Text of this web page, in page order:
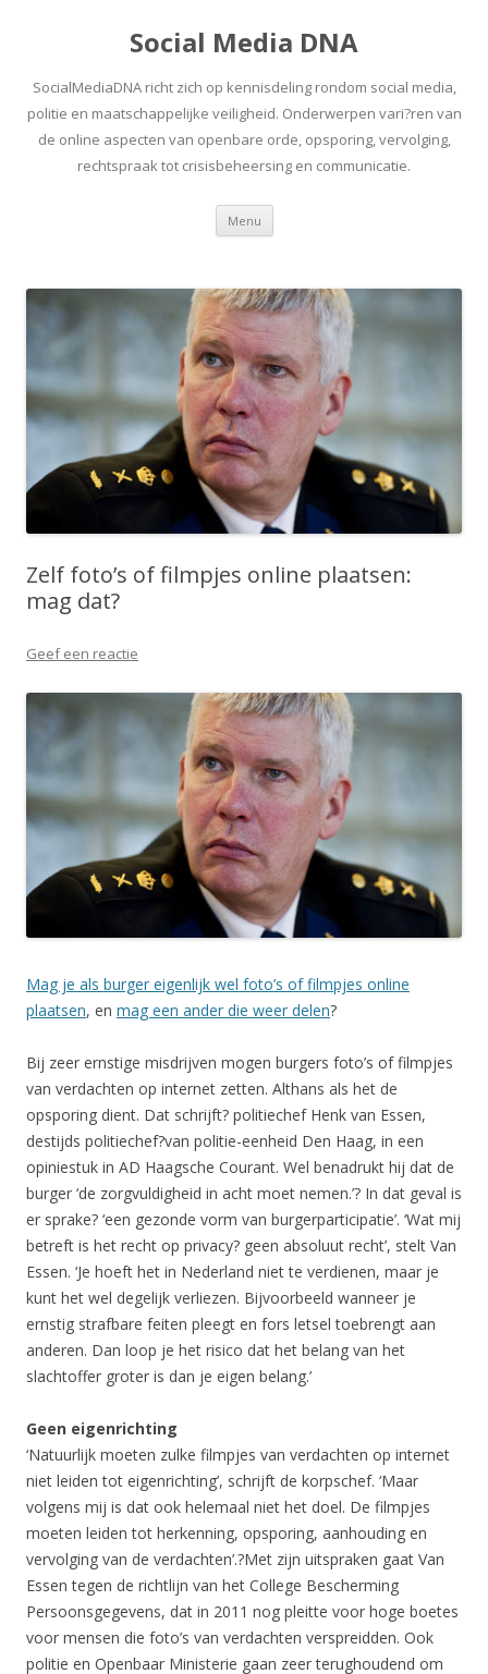
Social Media DNA
SocialMediaDNA richt zich op kennisdeling rondom social media,
politie en maatschappelijke veiligheid. Onderwerpen vari?ren van
de online aspecten van openbare orde, opsporing, vervolging,
rechtspraak tot crisisbeheersing en communicatie.
Menu Spring
inhoud
Zelf foto’s of filmpjes online plaatsen:
mag dat?
Geef een reactie
Mag je als burger eigenlijk wel foto’s of filmpjes online
plaatsen, en mag een ander die weer delen?
Bij zeer ernstige misdrijven mogen burgers foto’s of filmpjes
van verdachten op internet zetten. Althans als het de
opsporing dient. Dat schrijft? politiechef Henk van Essen,
destijds politiechef?van politie-eenheid Den Haag, in een
opiniestuk in AD Haagsche Courant. Wel benadrukt hij dat de
burger ‘de zorgvuldigheid in acht moet nemen.’? In dat geval is
er sprake? ‘een gezonde vorm van burgerparticipatie’. ‘Wat mij
betreft is het recht op privacy? geen absoluut recht’, stelt Van
Essen. ‘Je hoeft het in Nederland niet te verdienen, maar je
kunt het wel degelijk verliezen. Bijvoorbeeld wanneer je
ernstig strafbare feiten pleegt en fors letsel toebrengt aan
anderen. Dan loop je het risico dat het belang van het
slachtoffer groter is dan je eigen belang.’
Geen eigenrichting
‘Natuurlijk moeten zulke filmpjes van verdachten op internet
niet leiden tot eigenrichting’, schrijft de korpschef. ‘Maar
volgens mij is dat ook helemaal niet het doel. De filmpjes
moeten leiden tot herkenning, opsporing, aanhouding en
vervolging van de verdachten’.?Met zijn uitspraken gaat Van
Essen tegen de richtlijn van het College Bescherming
Persoonsgegevens, dat in 2011 nog pleitte voor hoge boetes
voor mensen die foto’s van verdachten verspreidden. Ook
politie en Openbaar Ministerie gaan zeer terughoudend om